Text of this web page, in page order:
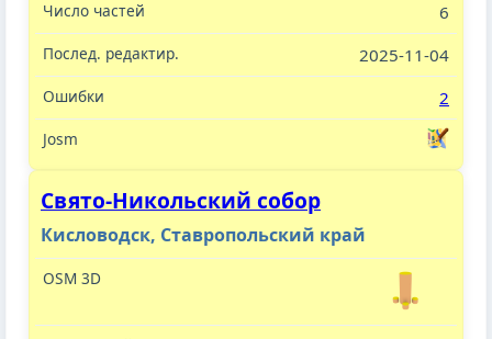
6
2025-11-04
2
Свято-Никольский собор
Кисловодск, Ставропольский край